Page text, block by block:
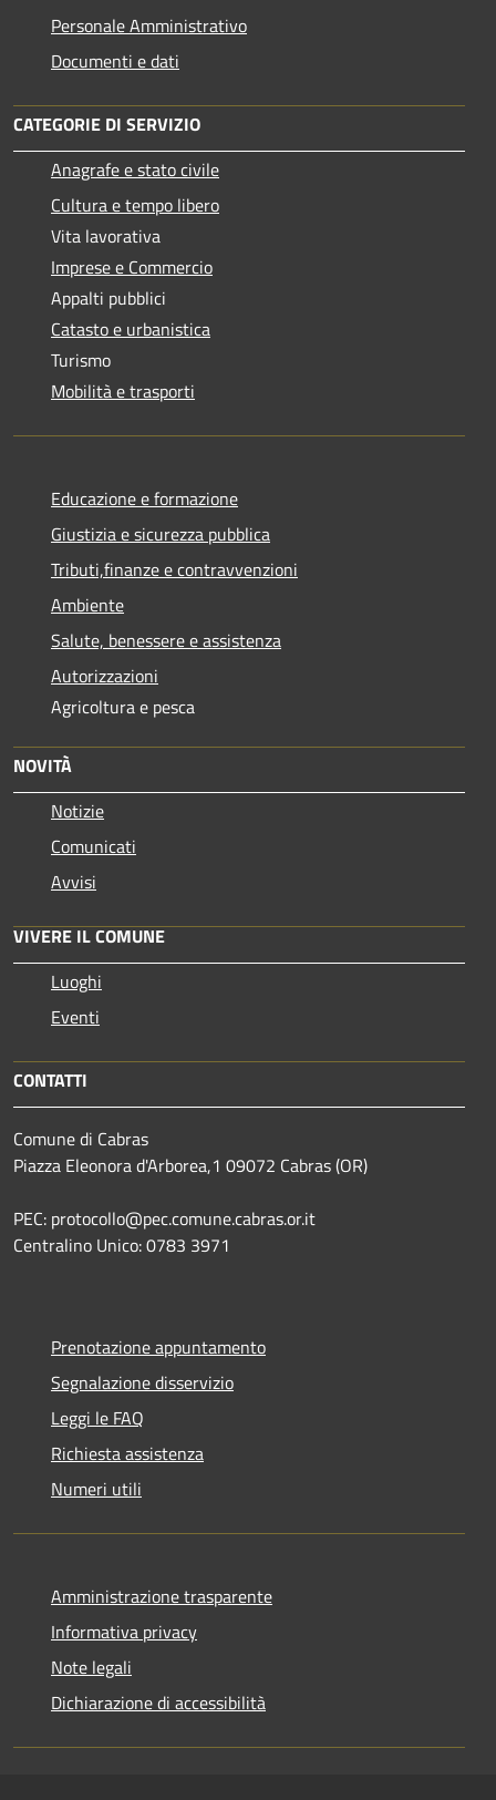
Personale Amministrativo
Documenti e dati
CATEGORIE DI SERVIZIO
Anagrafe e stato civile
Cultura e tempo libero
Vita lavorativa
Imprese e Commercio
Appalti pubblici
Catasto e urbanistica
Turismo
Mobilità e trasporti
Educazione e formazione
Giustizia e sicurezza pubblica
Tributi,finanze e contravvenzioni
Ambiente
Salute, benessere e assistenza
Autorizzazioni
Agricoltura e pesca
NOVITÀ
Notizie
Comunicati
Avvisi
VIVERE IL COMUNE
Luoghi
Eventi
CONTATTI
Comune di Cabras
Piazza Eleonora d'Arborea,1 09072 Cabras (OR)
PEC: protocollo@pec.comune.cabras.or.it
Centralino Unico: 0783 3971
Prenotazione appuntamento
Segnalazione disservizio
Leggi le FAQ
Richiesta assistenza
Numeri utili
Amministrazione trasparente
Informativa privacy
Note legali
Dichiarazione di accessibilità